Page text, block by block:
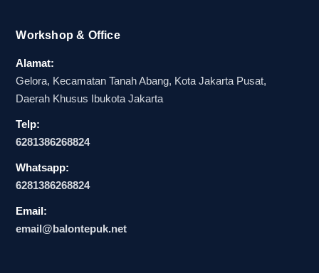
membantu bagi pihak yang ingin menghindari
pembelian berlebih, terutama ketika acara hanya
berlangsung satu kali atau bersifat musiman.
Dalam konteks promosi lapangan, efisiensi ini
rapi dan keputusan yang boros.
Selain itu, pembelian satuan juga memudahkan
proses pengambilan keputusan. Panitia acara
sekolah atau pemilik toko atribut suporter tidak
perlu menunggu akumulasi order dalam jumlah
Workshop & Office
Alamat:
Gelora, Kecamatan Tanah Abang, Kota Jakarta Pusat,
Daerah Khusus Ibukota Jakarta
Telp:
6281386268824
Whatsapp:
6281386268824
Email:
email@balontepuk.net